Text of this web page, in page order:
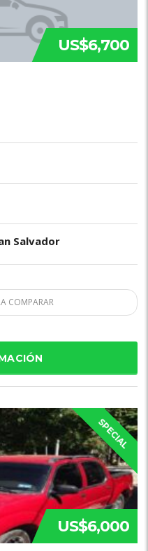
US$6,700
Salvador
COMPARAR
SPECIAL
US$6,000